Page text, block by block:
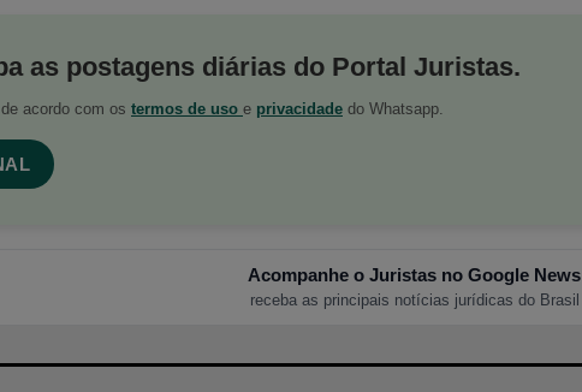
as postagens diárias do Portal Juristas.
acordo com os termos de uso e privacidade do Whatsapp.
Acompanhe o Juristas no Google News
receba as principais notícias jurídicas do Brasil